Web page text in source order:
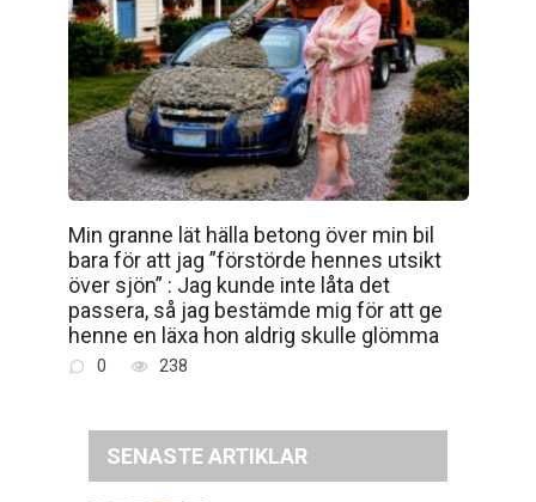
Min granne lät hälla betong över min bil
bara för att jag ”förstörde hennes utsikt
över sjön” : Jag kunde inte låta det
passera, så jag bestämde mig för att ge
henne en läxa hon aldrig skulle glömma
0 238
SENASTE ARTIKLAR